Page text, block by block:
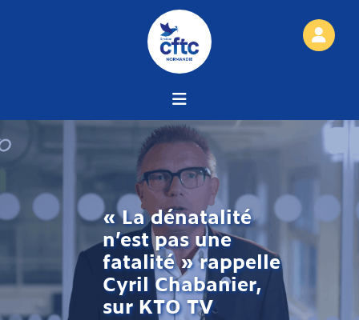
« La dénatalité
n’est pas une
fatalité » rappelle
Cyril Chabanier,
sur KTO TV